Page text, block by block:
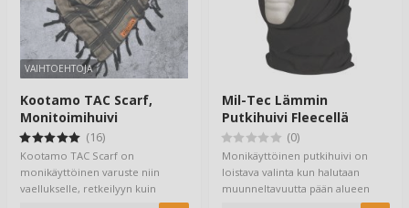
VAIHTOEHTOJA
Kootamo TAC Scarf,
Monitoimihuivi
(16)
Kootamo TAC Scarf on
monikäyttöinen varuste niin
vaellukselle, retkeilyyn kuin
Mil-Tec Lämmin
Putkihuivi Fleecellä
Musta
(0)
Monikäyttöinen putkihuivi on
loistava valinta kun halutaan
muunneltavuutta pään alueen